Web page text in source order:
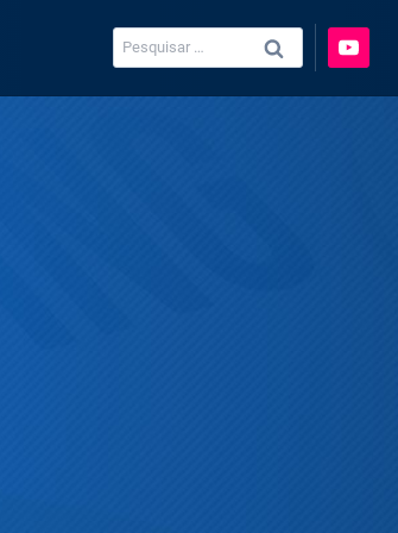
Pesquisar
por: